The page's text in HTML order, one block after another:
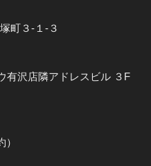
町３-１-３
有沢店隣アドレスビル ３F